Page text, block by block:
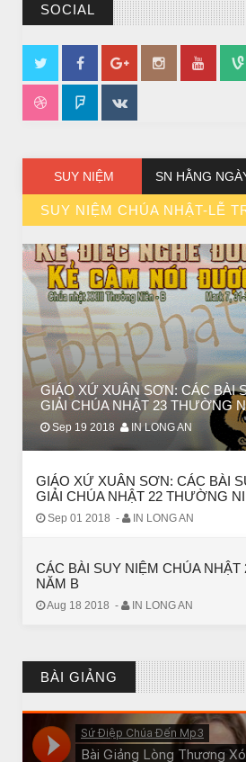
SOCIAL
SUY NIỆM SN HẰNG
SUY NIỆM CHÚA NHẬT-LỄ
// VIEW MORE BY SUY
GIÁO XỨ XUÂN SƠN: CÁC BÀI
GIẢI CHÚA NHẬT 23 THƯỜNG
Sep 19 2018 IN LONG AN
GIÁO XỨ XUÂN SƠN: CÁC BÀI
GIẢI CHÚA NHẬT 22 THƯỜNG
Sep 01 2018 - IN LONG AN
CÁC BÀI SUY NIỆM CHÚA
NĂM B
Aug 18 2018 - IN LONG AN
BÀI GIẢNG